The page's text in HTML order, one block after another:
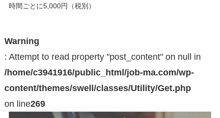
時間ごとに5,000円（税別）
Warning
: Attempt to read property "post_content" on null in
/home/c3941916/public_html/job-ma.com/wp-
content/themes/swell/classes/Utility/Get.php
on line269